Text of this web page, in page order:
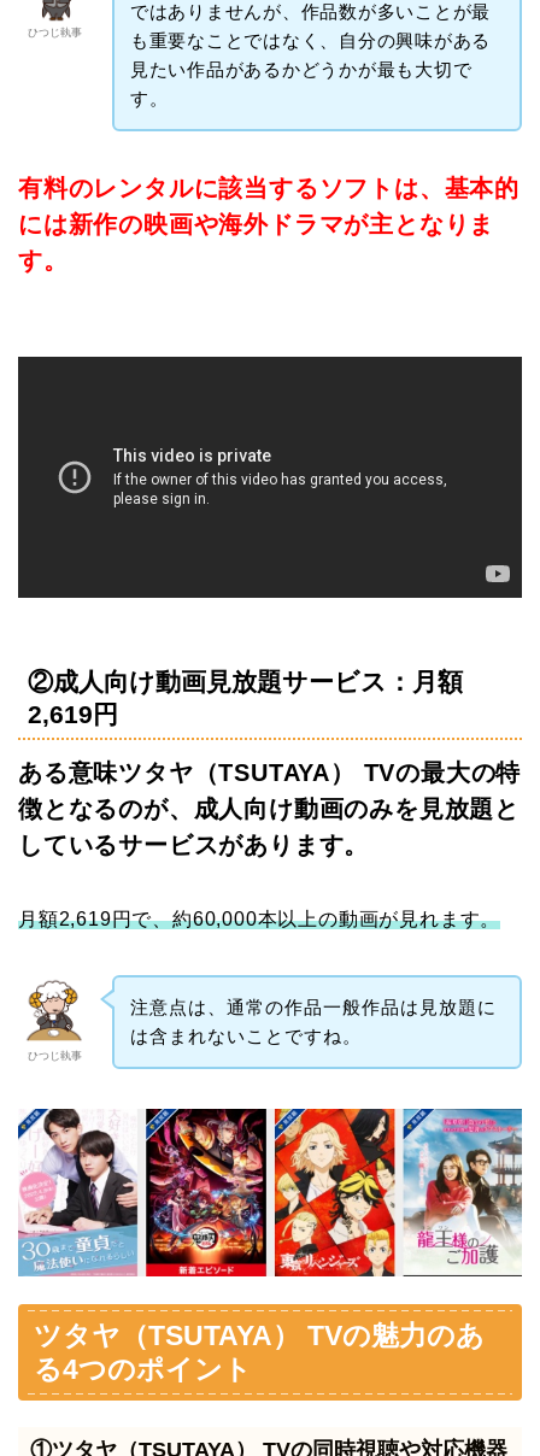
ひつじ執事
ではありませんが、作品数が多いことが最
も重要なことではなく、自分の興味がある
見たい作品があるかどうかが最も大切で
す。
有料のレンタルに該当するソフトは、基本的
には新作の映画や海外ドラマが主となりま
す。
②成人向け動画見放題サービス：月額
2,619円
ある意味ツタヤ（TSUTAYA） TVの最大の特
徴となるのが、成人向け動画のみを見放題と
しているサービスがあります。
月額2,619円で、約60,000本以上の動画が見れます。
ひつじ執事
注意点は、通常の作品一般作品は見放題に
は含まれないことですね。
ツタヤ（TSUTAYA） TVの魅力のあ
る4つのポイント
①ツタヤ（TSUTAYA） TVの同時視聴や対応機器